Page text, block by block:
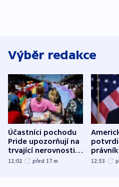
Výběr redakce
Účastníci pochodu
Pride upozorňují na
trvající nerovnosti i
společenskou
12:02 před 17 m 12:53